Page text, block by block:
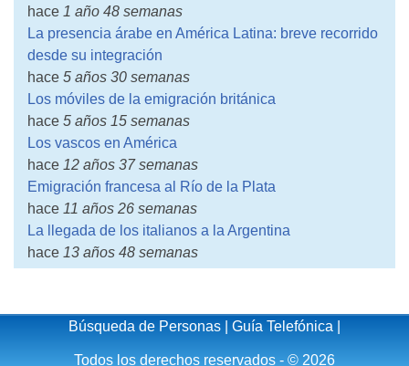
hace 1 año 48 semanas
La presencia árabe en América Latina: breve recorrido
desde su integración
hace 5 años 30 semanas
Los móviles de la emigración británica
hace 5 años 15 semanas
Los vascos en América
hace 12 años 37 semanas
Emigración francesa al Río de la Plata
hace 11 años 26 semanas
La llegada de los italianos a la Argentina
hace 13 años 48 semanas
Búsqueda de Personas Guía Telefónica
Todos los derechos reservados - © 2026